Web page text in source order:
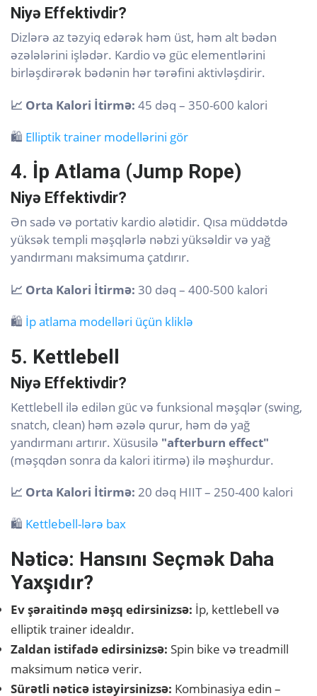
Niyə Effektivdir?
Dizlərə az təzyiq edərək həm üst, həm alt bədən
əzələlərini işlədər. Kardio və güc elementlərini
birləşdirərək bədənin hər tərəfini aktivləşdirir.
📈 Orta Kalori İtirmə: 45 dəq – 350-600 kalori
🛍️ Elliptik trainer modellərini gör
4. İp Atlama (Jump Rope)
Niyə Effektivdir?
Ən sadə və portativ kardio alətidir. Qısa müddətdə
yüksək templi məşqlərlə nəbzi yüksəldir və yağ
yandırmanı maksimuma çatdırır.
📈 Orta Kalori İtirmə: 30 dəq – 400-500 kalori
🛍️ İp atlama modelləri üçün kliklə
5. Kettlebell
Niyə Effektivdir?
Kettlebell ilə edilən güc və funksional məşqlər (swing,
snatch, clean) həm əzələ qurur, həm də yağ
yandırmanı artırır. Xüsusilə "afterburn effect"
(məşqdən sonra da kalori itirmə) ilə məşhurdur.
📈 Orta Kalori İtirmə: 20 dəq HIIT – 250-400 kalori
🛍️ Kettlebell-lərə bax
Nəticə: Hansını Seçmək Daha
Yaxşıdır?
Ev şəraitində məşq edirsinizsə: İp, kettlebell və
elliptik trainer idealdır.
Zaldan istifadə edirsinizsə: Spin bike və treadmill
maksimum nəticə verir.
Sürətli nəticə istəyirsinizsə: Kombinasiya edin –